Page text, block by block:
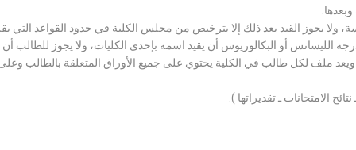
ولا يجوز القيد بعد ذلك إلا بترخيص من مجلس الكلية في حدود القواعد التي
الليسانس أو البكالوريوس أن يقيد اسمه بإحدى الكليات، ولا يجوز
ويعد ملف لكل طالب في الكلية يحتوي على جميع الأوراق المتعلقة بالطالب
الامتحانات ـ تقديراتها ).